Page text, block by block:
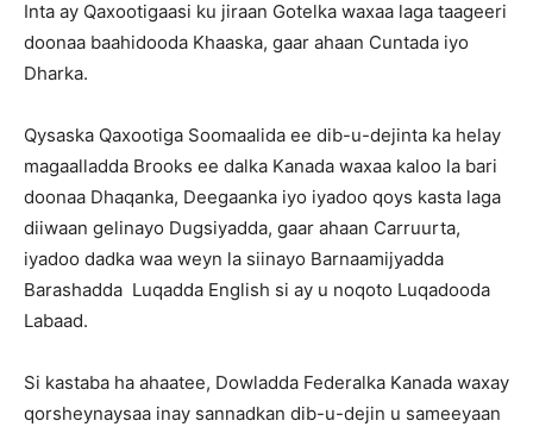
Inta ay Qaxootigaasi ku jiraan Gotelka waxaa laga taageeri
doonaa baahidooda Khaaska, gaar ahaan Cuntada iyo
Dharka.
Qysaska Qaxootiga Soomaalida ee dib-u-dejinta ka helay
magaalladda Brooks ee dalka Kanada waxaa kaloo la bari
doonaa Dhaqanka, Deegaanka iyo iyadoo qoys kasta laga
diiwaan gelinayo Dugsiyadda, gaar ahaan Carruurta,
iyadoo dadka waa weyn la siinayo Barnaamijyadda
Barashadda Luqadda English si ay u noqoto Luqadooda
Labaad.
Si kastaba ha ahaatee, Dowladda Federalka Kanada waxay
qorsheynaysaa inay sannadkan dib-u-dejin u sameeyaan